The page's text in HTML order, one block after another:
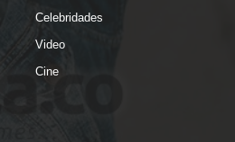
Celebridades
Video
Cine